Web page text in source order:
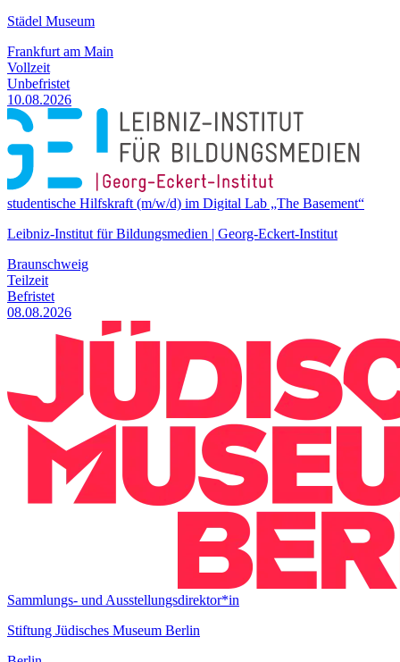
Städel Museum
Frankfurt am Main
Vollzeit
Unbefristet
10.08.2026
studentische Hilfskraft (m/w/d) im Digital Lab „The Basement“
Leibniz-Institut für Bildungsmedien | Georg-Eckert-Institut
Braunschweig
Teilzeit
Befristet
08.08.2026
Sammlungs- und Ausstellungsdirektor*in
Stiftung Jüdisches Museum Berlin